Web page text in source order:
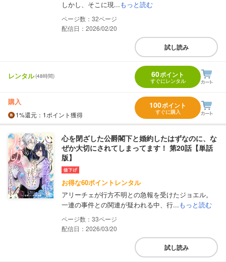
しかし、そこに現...もっと読む
32
配信日：2026/02/20
試し読み
レンタル(48時間) 60ポイント
すぐにレンタル
購入
1%還元 ：1ポイント獲得
100ポイント
すぐに購入
心を閉ざした公爵閣下と婚約したはずなのに、な
ぜか大切にされてしまってます！ 第20話【単話
版】
お得な60ポイントレンタル
アリーチェが行方不明との急報を受けたジョエル。
一連の事件との関連が疑われる中、行...もっと読む
33
配信日：2026/03/20
試し読み